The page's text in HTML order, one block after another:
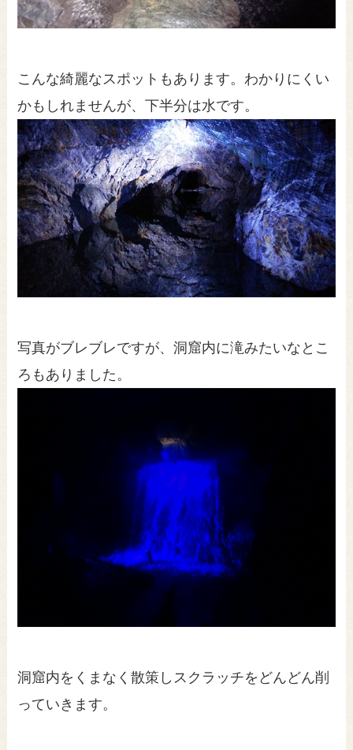
こんな綺麗なスポットもあります。わかりにくい
かもしれませんが、下半分は水です。
写真がブレブレですが、洞窟内に滝みたいなとこ
ろもありました。
洞窟内をくまなく散策しスクラッチをどんどん削
っていきます。